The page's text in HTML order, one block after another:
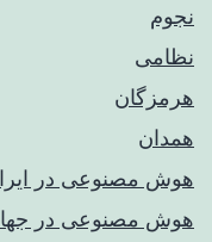
نجوم
نظامی
هرمزگان
همدان
هوش مصنوعی در
هوش مصنوعی در